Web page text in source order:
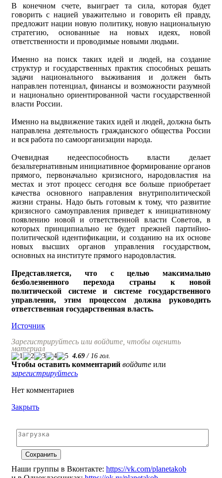
В конечном счете, выиграет та сила, которая будет
говорить с нацией уважительно и говорить ей правду,
предложит нации новую политику, новую национальную
стратегию, основанные на новых идеях, новой
ответственности и проводимые новыми людьми.
Именно на поиск таких идей и людей, на создание
структур и государственных практик способных решать
задачи национального выживания и должен быть
направлен потенциал, финансы и возможности разумной
и национально ориентированной части государственной
власти России.
Именно на выдвижение таких идей и людей, должна быть
направлена деятельность гражданского общества России
и вся работа по самоорганизации народа.
Очевидная недееспособность власти делает
безальтернативным инициативное формирование органов
прямого, первоначально кризисного, народовластия на
местах и этот процесс сегодня все больше приобретает
качества основного направления внутриполитической
жизни страны. Надо быть готовым к тому, что развитие
кризисного самоуправления приведет к инициативному
появлению новой и ответственной власти Советов, в
которых принципиально не будет прежней партийно-
политической идентификации, и созданию на их основе
новых высших органов управления государством,
основных на институте прямого народовластия.
Представляется, что с целью максимально
безболезненного перехода страны к новой
политической системе и системе государственного
управления, этим процессом должна руководить
ответственная государственная власть.
Источник
Зарегистрируйтесь или войдите, чтобы оценить
материал
4.69 / 16 гол.
Чтобы оставить комментарий войдите или
зарегистрируйтесь
Нет комментариев
Закрыть
Наши группы в Вконтакте: https://vk.com/planetakob